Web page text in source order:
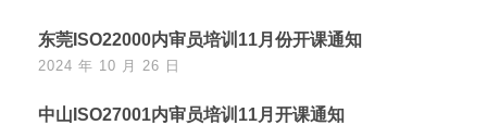
东莞ISO22000内审员培训11月份开课通知
2024 年 10 月 26 日
中山ISO27001内审员培训11月开课通知